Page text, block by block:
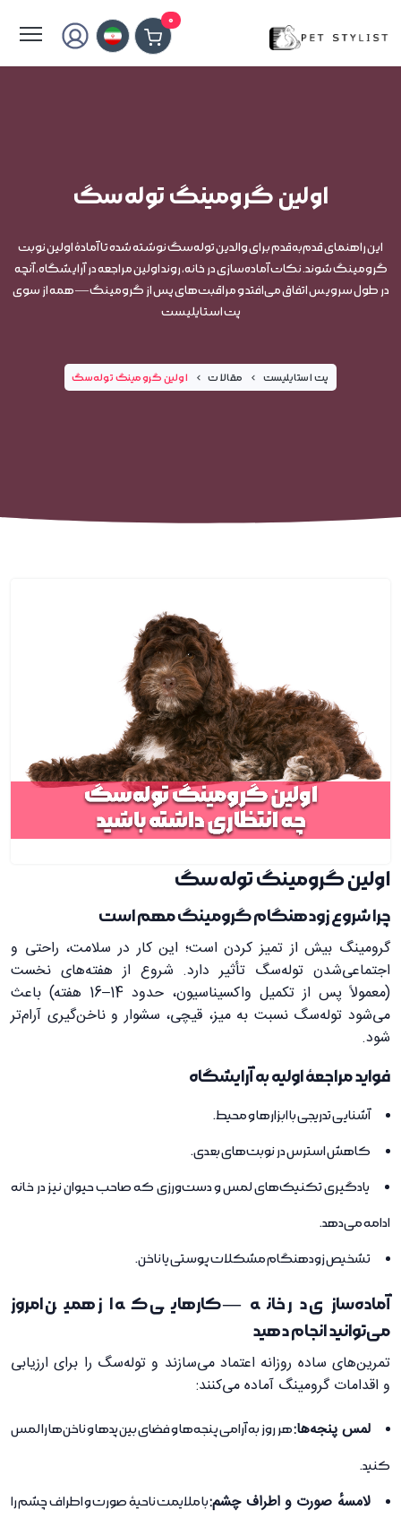
0
اولین گرومینگ توله‌سگ
این راهنمای قدم‌به‌قدم برای والدین توله‌سگ نوشته شده تا آمادهٔ اولین نوبت
گرومینگ شوند. نکات آماده‌سازی در خانه، روند اولین مراجعه در آرایشگاه، آنچه
در طول سرویس اتفاق می‌افتد و مراقبت‌های پس از گرومینگ — همه از سوی
پت استایلیست
پت استایلیست مقالات اولین گرومینگ توله‌سگ
اولین گرومینگ توله‌سگ
چرا شروع زودهنگام گرومینگ مهم است
گرومینگ بیش از تمیز کردن است؛ این کار در سلامت، راحتی و
اجتماعی‌شدن توله‌سگ تأثیر دارد. شروع از هفته‌های نخست
(معمولاً پس از تکمیل واکسیناسیون، حدود 14–16 هفته) باعث
می‌شود توله‌سگ نسبت به میز، قیچی، سشوار و ناخن‌گیری آرام‌تر
شود.
فواید مراجعهٔ اولیه به آرایشگاه
آشنایی تدریجی با ابزارها و محیط.
کاهش استرس در نوبت‌های بعدی.
یادگیری تکنیک‌های لمس و دست‌ورزی که صاحب حیوان نیز در خانه
ادامه می‌دهد.
تشخیص زودهنگام مشکلات پوستی یا ناخن.
آماده‌سازی در خانه — کارهایی که از همین امروز
می‌توانید انجام دهید
تمرین‌های ساده روزانه اعتماد می‌سازند و توله‌سگ را برای ارزیابی
و اقدامات گرومینگ آماده می‌کنند:
لمس پنجه‌ها:هر روز به آرامی پنجه‌ها و فضای بین پدها و ناخن‌ها را لمس
کنید.
لامسهٔ صورت و اطراف چشم:با ملایمت ناحیهٔ صورت و اطراف چشم را